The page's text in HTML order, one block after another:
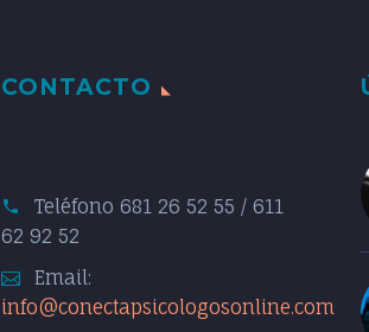
CONTACTO
Teléfono 681 26 52 55 / 611
62 92 52
Email:
info@conectapsicologosonline.com